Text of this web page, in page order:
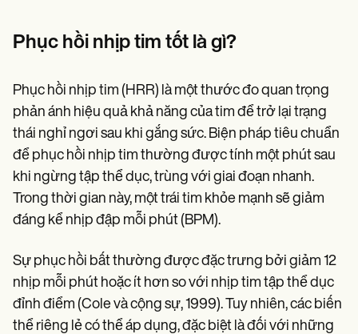
Demos
Training Hub
Switch to Carepatron
Become a Partner
Pricing
Why Carepatron?
Login
Get started
Phục hồi nhịp tim tốt là gì?
Phục hồi nhịp tim (HRR) là một thước đo quan trọng
phản ánh hiệu quả khả năng của tim để trở lại trạng
thái nghỉ ngơi sau khi gắng sức. Biện pháp tiêu chuẩn
để phục hồi nhịp tim thường được tính một phút sau
khi ngừng tập thể dục, trùng với giai đoạn nhanh.
Trong thời gian này, một trái tim khỏe mạnh sẽ giảm
đáng kể nhịp đập mỗi phút (BPM).
Sự phục hồi bất thường được đặc trưng bởi giảm 12
nhịp mỗi phút hoặc ít hơn so với nhịp tim tập thể dục
đỉnh điểm (Cole và cộng sự, 1999). Tuy nhiên, các biến
thể riêng lẻ có thể áp dụng, đặc biệt là đối với những